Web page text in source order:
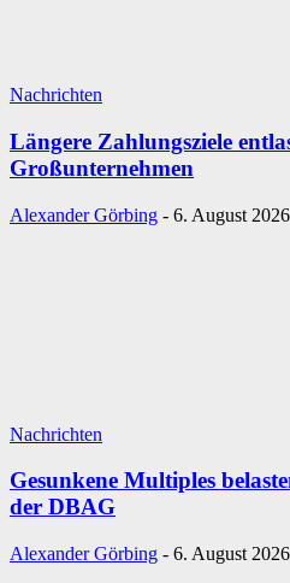
Nachrichten
Längere Zahlungsziele
Großunternehmen
Alexander Görbing - 6. August 2026
Nachrichten
Gesunkene Multiples
der DBAG
Alexander Görbing - 6. August 2026